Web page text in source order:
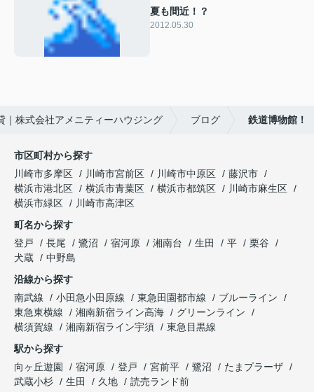
夏も間近！？
2012.05.30
｜株式会社アメニティーハウジング ブログ 鉄道博物館！
市区町村から探す
川崎市多摩区
川崎市宮前区 川崎市中原区
藤沢市
横浜市港北区
横浜市青葉区 横浜市都筑区
川崎市麻生区
横浜市緑区
川崎市高津区
町名から探す
登戸
長尾 鷺沼 宿河原 湘南台 生田 平
栗谷
犬蔵
中野島
沿線から探す
南武線
小田急小田原線 東急田園都市線
ブルーライン
東急東横線
湘南新宿ライン高海
グリーンライン
横須賀線
湘南新宿ライン宇須
東急目黒線
駅から探す
向ヶ丘遊園
宿河原 登戸 宮前平 鷺沼
たまプラーザ
武蔵小杉
生田 久地 読売ランド前